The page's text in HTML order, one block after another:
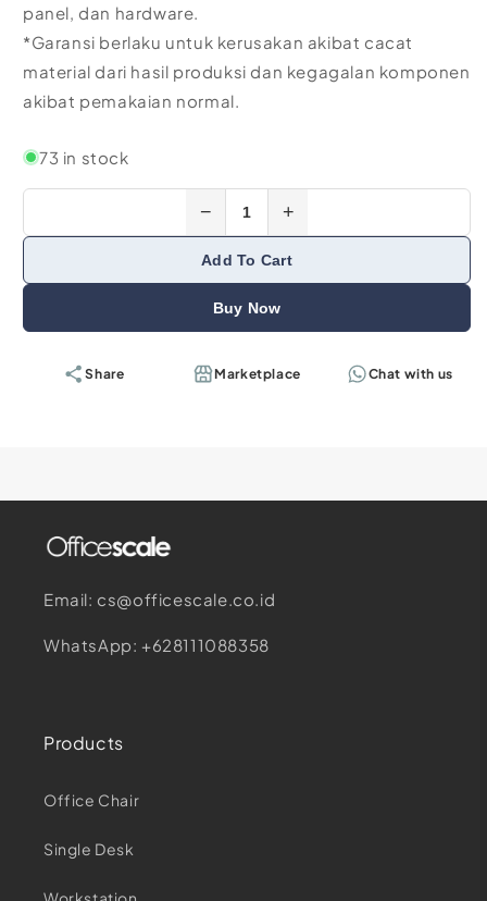
panel, dan hardware.
*Garansi berlaku untuk kerusakan akibat cacat
material dari hasil produksi dan kegagalan komponen
akibat pemakaian normal.
73 in stock
− +
Add To Cart
Buy Now
Share Marketplace Chat with us
Email: cs@officescale.co.id
WhatsApp: +628111088358
Products
Office Chair
Single Desk